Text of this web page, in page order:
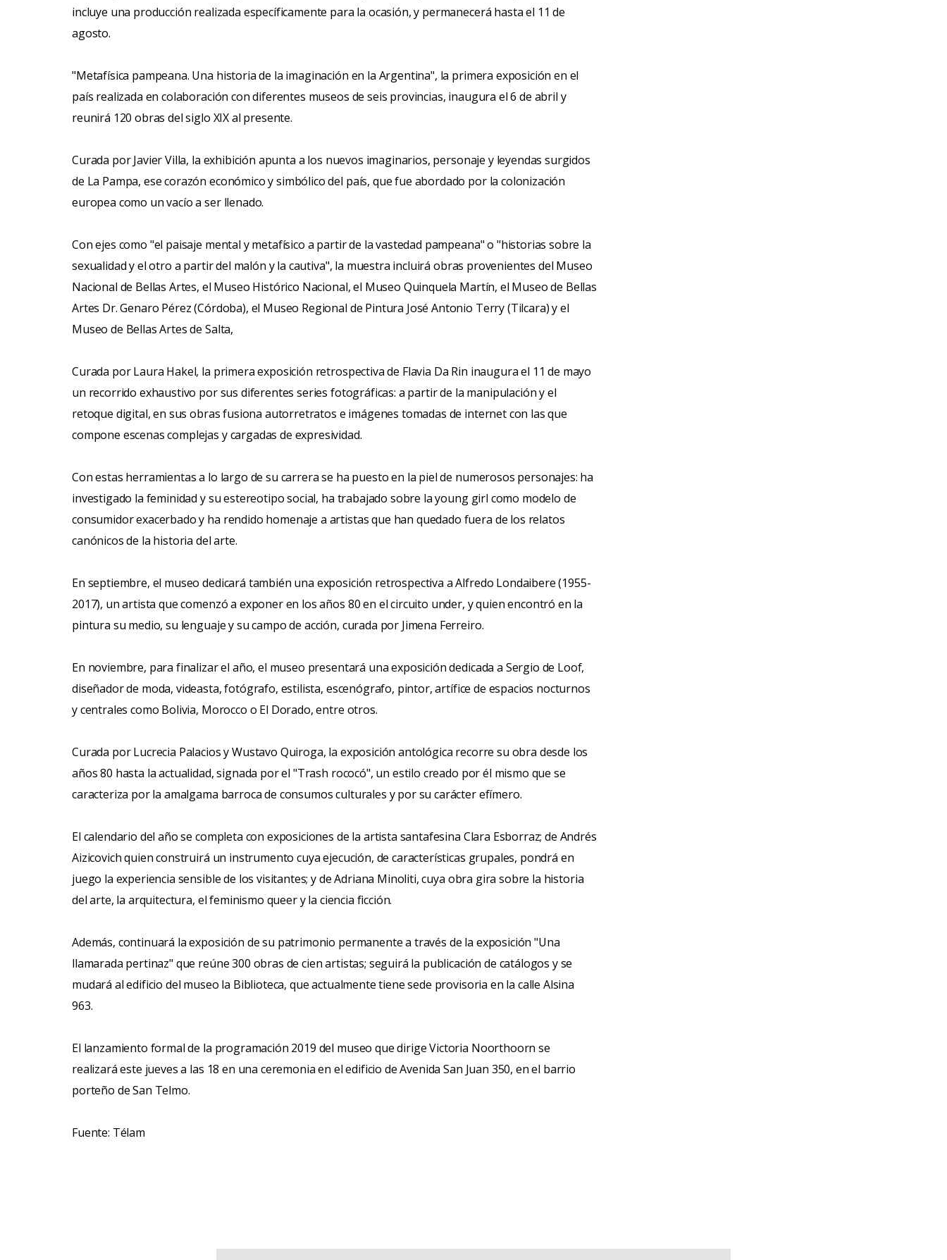
incluye una producción realizada específicamente para la ocasión, y permanecerá hasta el 11 de
agosto.
"Metafísica pampeana. Una historia de la imaginación en la Argentina", la primera exposición en el
país realizada en colaboración con diferentes museos de seis provincias, inaugura el 6 de abril y
reunirá 120 obras del siglo XIX al presente.
Curada por Javier Villa, la exhibición apunta a los nuevos imaginarios, personaje y leyendas surgidos
de La Pampa, ese corazón económico y simbólico del país, que fue abordado por la colonización
europea como un vacío a ser llenado.
Con ejes como "el paisaje mental y metafísico a partir de la vastedad pampeana" o "historias sobre la
sexualidad y el otro a partir del malón y la cautiva", la muestra incluirá obras provenientes del Museo
Nacional de Bellas Artes, el Museo Histórico Nacional, el Museo Quinquela Martín, el Museo de Bellas
Artes Dr. Genaro Pérez (Córdoba), el Museo Regional de Pintura José Antonio Terry (Tilcara) y el
Museo de Bellas Artes de Salta,
Curada por Laura Hakel, la primera exposición retrospectiva de Flavia Da Rin inaugura el 11 de mayo
un recorrido exhaustivo por sus diferentes series fotográficas: a partir de la manipulación y el
retoque digital, en sus obras fusiona autorretratos e imágenes tomadas de internet con las que
compone escenas complejas y cargadas de expresividad.
Con estas herramientas a lo largo de su carrera se ha puesto en la piel de numerosos personajes: ha
investigado la feminidad y su estereotipo social, ha trabajado sobre la young girl como modelo de
consumidor exacerbado y ha rendido homenaje a artistas que han quedado fuera de los relatos
canónicos de la historia del arte.
En septiembre, el museo dedicará también una exposición retrospectiva a Alfredo Londaibere (1955-
2017), un artista que comenzó a exponer en los años 80 en el circuito under, y quien encontró en la
pintura su medio, su lenguaje y su campo de acción, curada por Jimena Ferreiro.
En noviembre, para finalizar el año, el museo presentará una exposición dedicada a Sergio de Loof,
diseñador de moda, videasta, fotógrafo, estilista, escenógrafo, pintor, artífice de espacios nocturnos
y centrales como Bolivia, Morocco o El Dorado, entre otros.
Curada por Lucrecia Palacios y Wustavo Quiroga, la exposición antológica recorre su obra desde los
años 80 hasta la actualidad, signada por el "Trash rococó", un estilo creado por él mismo que se
caracteriza por la amalgama barroca de consumos culturales y por su carácter efímero.
El calendario del año se completa con exposiciones de la artista santafesina Clara Esborraz; de Andrés
Aizicovich quien construirá un instrumento cuya ejecución, de características grupales, pondrá en
juego la experiencia sensible de los visitantes; y de Adriana Minoliti, cuya obra gira sobre la historia
del arte, la arquitectura, el feminismo queer y la ciencia ficción.
Además, continuará la exposición de su patrimonio permanente a través de la exposición "Una
llamarada pertinaz" que reúne 300 obras de cien artistas; seguirá la publicación de catálogos y se
mudará al edificio del museo la Biblioteca, que actualmente tiene sede provisoria en la calle Alsina
963.
El lanzamiento formal de la programación 2019 del museo que dirige Victoria Noorthoorn se
realizará este jueves a las 18 en una ceremonia en el edificio de Avenida San Juan 350, en el barrio
porteño de San Telmo.
Fuente: Télam